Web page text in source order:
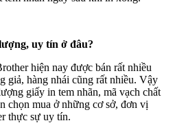
uy tín ở đâu?
hiện nay được bán rất nhiều
giả, hàng nhái cũng rất nhiều. Vậy
giấy in tem nhãn, mã vạch chất
chọn mua ở những cơ sở, đơn vị
thực sự uy tín.